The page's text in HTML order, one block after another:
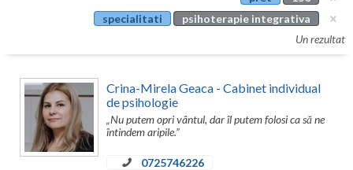
Bucuresti
Buzau
Calarasi
Caras-Severin
specialitati
psihoterapie integrativa
Un rezultat
Crina-Mirela Geaca - Cabinet individual
de psihologie
„Nu putem opri vântul, dar îl putem folosi ca să ne
întindem aripile.”
0725746226